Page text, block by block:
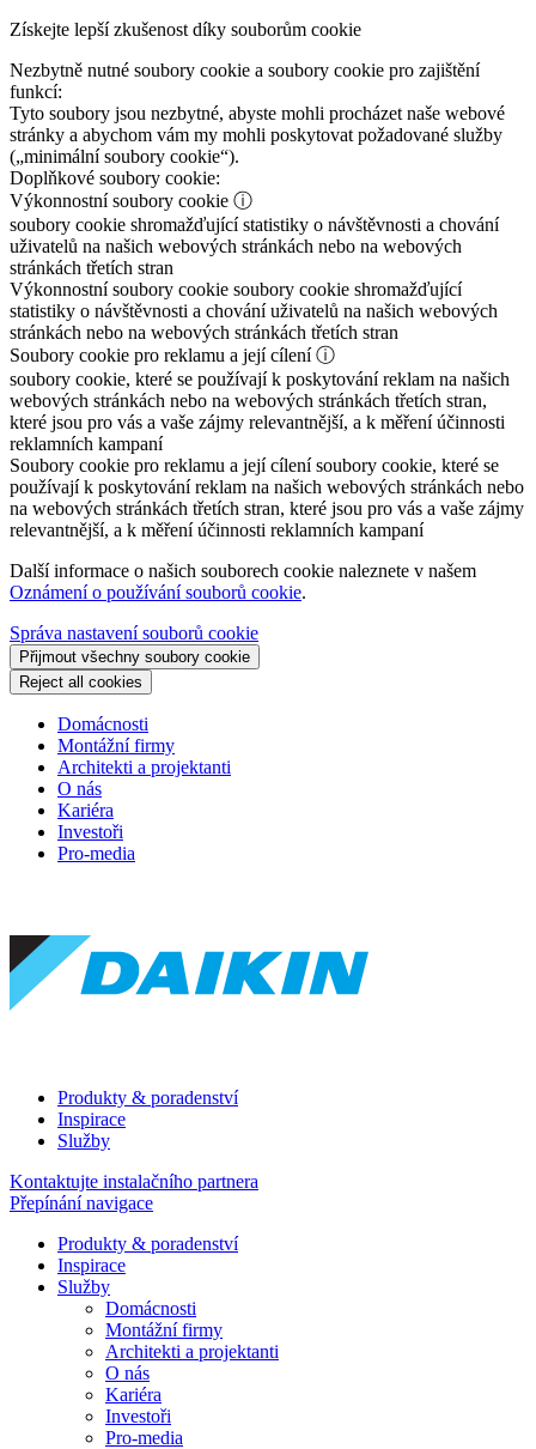
Získejte lepší zkušenost díky souborům cookie
Nezbytně nutné soubory cookie a soubory cookie pro zajištění
funkcí:
Tyto soubory jsou nezbytné, abyste mohli procházet naše webové
stránky a abychom vám my mohli poskytovat požadované služby
(„minimální soubory cookie“).
Doplňkové soubory cookie:
Výkonnostní soubory cookie ⓘ
soubory cookie shromažďující statistiky o návštěvnosti a chování
uživatelů na našich webových stránkách nebo na webových
stránkách třetích stran
Výkonnostní soubory cookie soubory cookie shromažďující
statistiky o návštěvnosti a chování uživatelů na našich webových
stránkách nebo na webových stránkách třetích stran
Soubory cookie pro reklamu a její cílení ⓘ
soubory cookie, které se používají k poskytování reklam na našich
webových stránkách nebo na webových stránkách třetích stran,
které jsou pro vás a vaše zájmy relevantnější, a k měření účinnosti
reklamních kampaní
Soubory cookie pro reklamu a její cílenísoubory cookie, které se
používají k poskytování reklam na našich webových stránkách nebo
na webových stránkách třetích stran, které jsou pro vás a vaše zájmy
relevantnější, a k měření účinnosti reklamních kampaní
Další informace o našich souborech cookie naleznete v našem
Oznámení o používání souborů cookie.
Správa nastavení souborů cookie
Přijmout všechny soubory cookie
Reject all cookies
Domácnosti
Montážní firmy
Architekti a projektanti
O nás
Kariéra
Investoři
Pro-media
Produkty & poradenství
Inspirace
Služby
Kontaktujte instalačního partnera
Přepínání navigace
Produkty & poradenství
Inspirace
Služby
Domácnosti
Montážní firmy
Architekti a projektanti
O nás
Kariéra
Investoři
Pro-media